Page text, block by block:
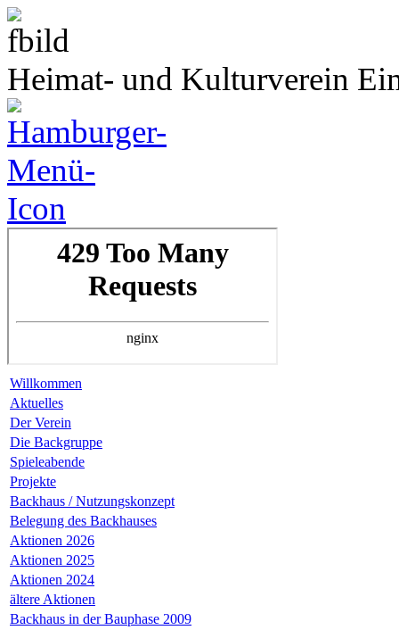
Heimat- und Kulturverein
Willkommen
Aktuelles
Der Verein
Die Backgruppe
Spieleabende
Projekte
Backhaus / Nutzungskonzept
Belegung des Backhauses
Aktionen 2026
Aktionen 2025
Aktionen 2024
ältere Aktionen
Backhaus in der Bauphase 2009